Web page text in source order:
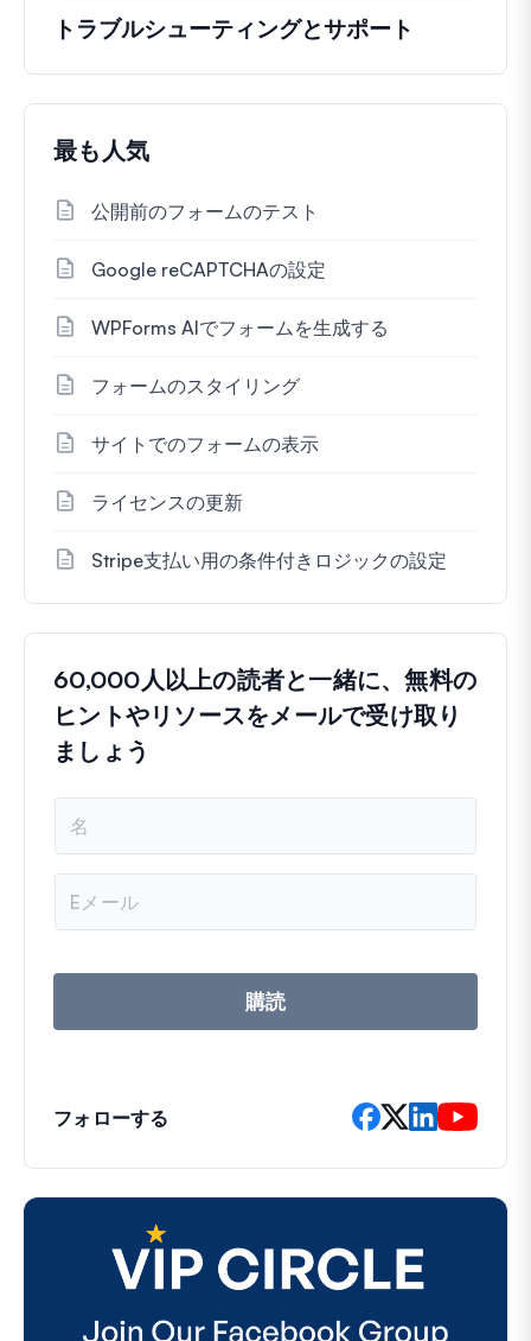
トラブルシューティングとサポート
最も人気
公開前のフォームのテスト
Google reCAPTCHAの設定
WPForms AIでフォームを生成する
フォームのスタイリング
サイトでのフォームの表示
ライセンスの更新
Stripe支払い用の条件付きロジックの設定
60,000人以上の読者と一緒に、無料の
ヒントやリソースをメールで受け取り
ましょう
ル
ド
購読
フォローする